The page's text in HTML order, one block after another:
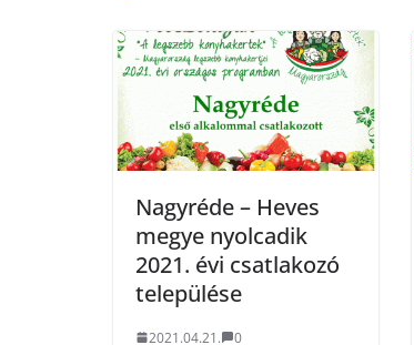
Nagyréde – Heves
megye nyolcadik
2021. évi csatlakozó
települése
2021.04.21. 0